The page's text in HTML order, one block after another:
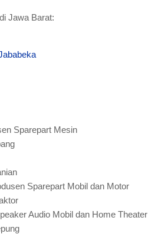
Jawa Barat:
Sparepart Mesin
Sparepart Mobil dan Motor
Audio Mobil dan Home Theater